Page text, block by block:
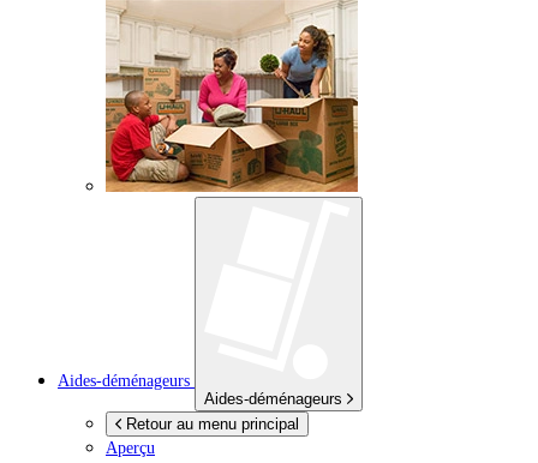
Aides-déménageurs
Aides-déménageurs
Retour au menu principal
Aperçu